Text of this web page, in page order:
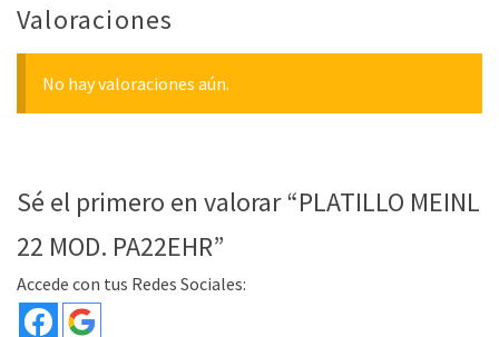
Valoraciones
No hay valoraciones aún.
Sé el primero en valorar “PLATILLO MEINL
22 MOD. PA22EHR”
Accede con tus Redes Sociales: